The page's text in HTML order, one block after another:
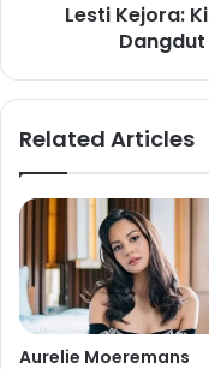
Lesti Kejora:
Related Articles
Aurelie Moeremans